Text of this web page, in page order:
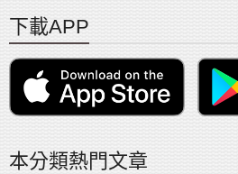
下載APP
本分類熱門文章